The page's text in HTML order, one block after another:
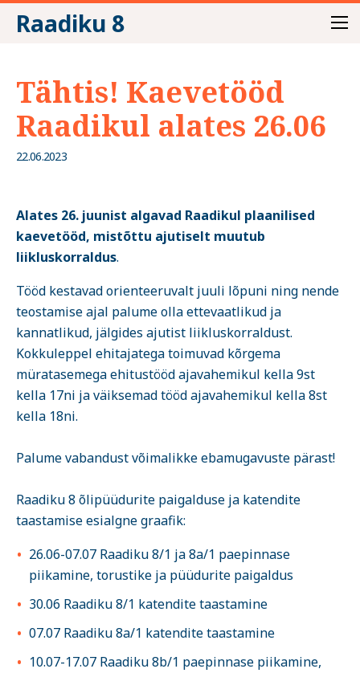
Raadiku 8
Tähtis! Kaevetööd
Raadikul alates 26.06
22.06.2023
Alates 26. juunist algavad Raadikul plaanilised
kaevetööd, mistõttu ajutiselt muutub
liikluskorraldus.
Tööd kestavad orienteeruvalt juuli lõpuni ning nende
teostamise ajal palume olla ettevaatlikud ja
kannatlikud, jälgides ajutist liikluskorraldust.
Kokkuleppel ehitajatega toimuvad kõrgema
müratasemega ehitustööd ajavahemikul kella 9st
kella 17ni ja väiksemad tööd ajavahemikul kella 8st
kella 18ni.
Palume vabandust võimalikke ebamugavuste pärast!
Raadiku 8 õlipüüdurite paigalduse ja katendite
taastamise esialgne graafik:
26.06-07.07 Raadiku 8/1 ja 8a/1 paepinnase
piikamine, torustike ja püüdurite paigaldus
30.06 Raadiku 8/1 katendite taastamine
07.07 Raadiku 8a/1 katendite taastamine
10.07-17.07 Raadiku 8b/1 paepinnase piikamine,